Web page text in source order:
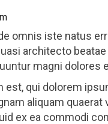
omnis iste natus
architecto
magni dolores
est, qui dolorem
aliquam
ex ea commodi